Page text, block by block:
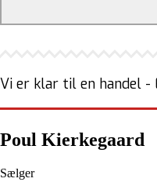
Vi er klar til en handel -
Poul Kierkegaard
Sælger